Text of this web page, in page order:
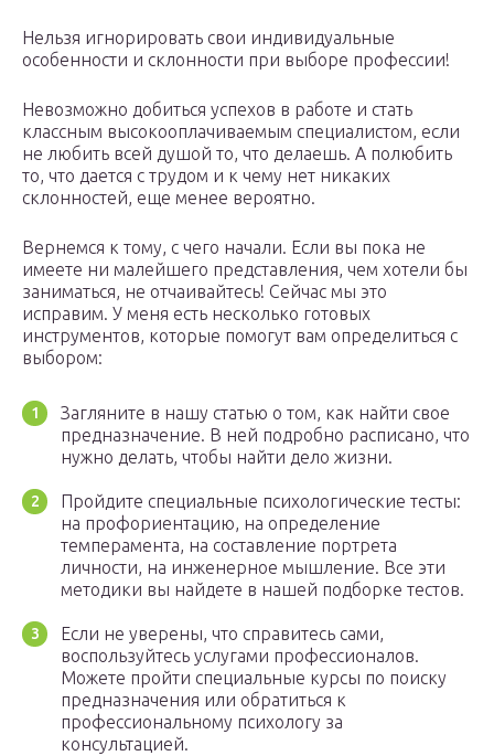
Нельзя игнорировать свои индивидуальные
особенности и склонности при выборе профессии!
Невозможно добиться успехов в работе и стать
классным высокооплачиваемым специалистом, если
не любить всей душой то, что делаешь. А полюбить
то, что дается с трудом и к чему нет никаких
склонностей, еще менее вероятно.
Вернемся к тому, с чего начали. Если вы пока не
имеете ни малейшего представления, чем хотели бы
заниматься, не отчаивайтесь! Сейчас мы это
исправим. У меня есть несколько готовых
инструментов, которые помогут вам определиться с
выбором:
Загляните в нашу статью о том, как найти свое
предназначение. В ней подробно расписано, что
нужно делать, чтобы найти дело жизни.
Пройдите специальные психологические тесты:
на профориентацию, на определение
темперамента, на составление портрета
личности, на инженерное мышление. Все эти
методики вы найдете в нашей подборке тестов.
Если не уверены, что справитесь сами,
воспользуйтесь услугами профессионалов.
Можете пройти специальные курсы по поиску
предназначения или обратиться к
профессиональному психологу за
консультацией.